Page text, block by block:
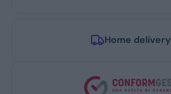
Home delivery